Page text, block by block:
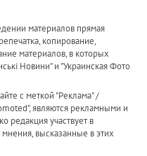
материалов прямая
копирование,
материалов, в которых
Новини" и "Украинская Фото
с меткой "Реклама" /
являются рекламными и
редакция участвует в
мнения, высказанные в этих